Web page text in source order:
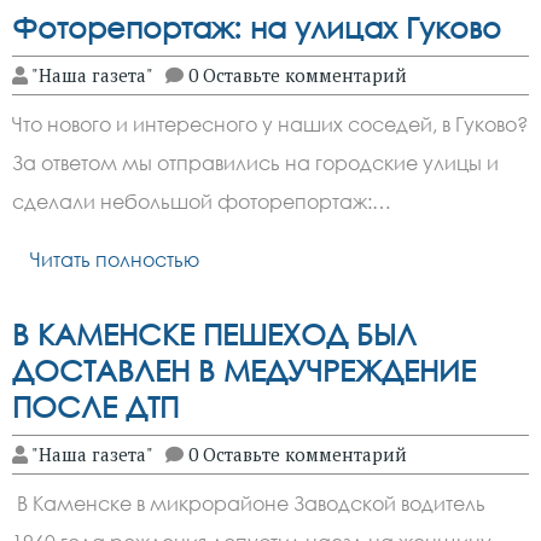
Фоторепортаж: на улицах Гуково
"Наша газета" 0 Оставьте комментарий
Что нового и интересного у наших соседей, в Гуково?
За ответом мы отправились на городские улицы и
сделали небольшой фоторепортаж:…
Читать полностью
В КАМЕНСКЕ ПЕШЕХОД БЫЛ
ДОСТАВЛЕН В МЕДУЧРЕЖДЕНИЕ
ПОСЛЕ ДТП
"Наша газета" 0 Оставьте комментарий
В Каменске в микрорайоне Заводской водитель